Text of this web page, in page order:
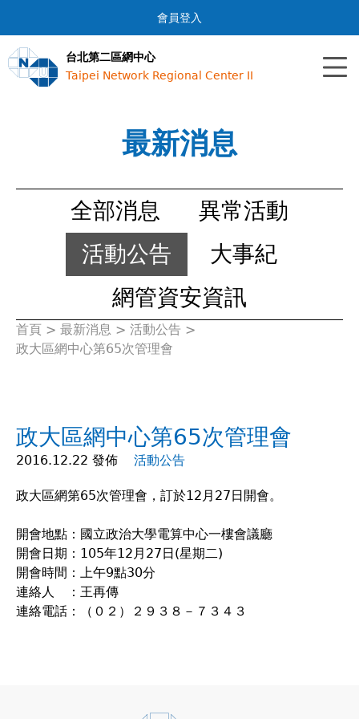
Jump to navigation
會員登入
台北第二區網中心
Taipei Network Regional Center II
最新消息
全部消息
異常活動
活動公告
大事紀
網管資安資訊
您
裡
首頁 > 最新消息 > 活動公告 >
政大區網中心第65次管理會
政大區網中心第65次管理會
2016.12.22 發佈 活動公告
政大區網第65次管理會，訂於12月27日開會。
開會地點：國立政治大學電算中心一樓會議廳
開會日期：105年12月27日(星期二)
開會時間：上午9點30分
連絡人 ：王再傳
連絡電話：（０２）２９３８－７３４３